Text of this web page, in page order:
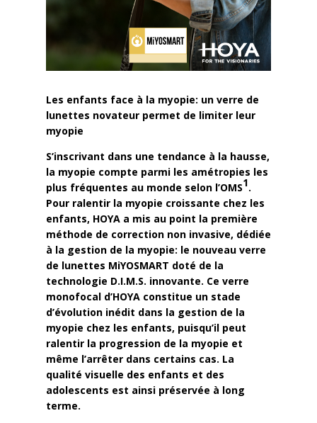
Les enfants face à la myopie: un verre de
lunettes novateur permet de limiter leur
myopie
S’inscrivant dans une tendance à la hausse,
la myopie compte parmi les amétropies les
plus fréquentes au monde selon l’OMS1.
Pour ralentir la myopie croissante chez les
enfants, HOYA a mis au point la première
méthode de correction non invasive, dédiée
à la gestion de la myopie: le nouveau verre
de lunettes MiYOSMART doté de la
technologie D.I.M.S. innovante. Ce verre
monofocal d’HOYA constitue un stade
d’évolution inédit dans la gestion de la
myopie chez les enfants, puisqu’il peut
ralentir la progression de la myopie et
même l’arrêter dans certains cas. La
qualité visuelle des enfants et des
adolescents est ainsi préservée à long
terme.